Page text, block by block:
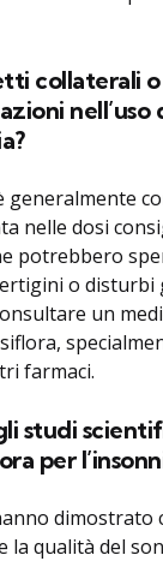
collaterali o
nell’uso
generalmente
nelle dosi
potrebbero
o disturbi
un
farmaci.
studi
per
dimostrato
la qualità del